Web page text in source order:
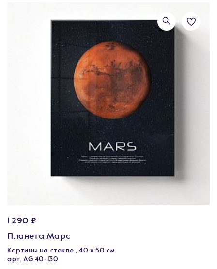
1 290 ₽
Планета Марс
Картины на стекле , 40 х 50 см
арт. AG 40-130